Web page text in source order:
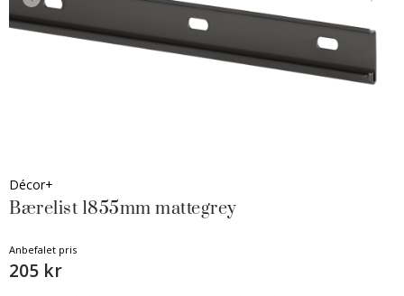
Décor+
Bærelist 1855mm mattegrey
Anbefalet pris
205 kr